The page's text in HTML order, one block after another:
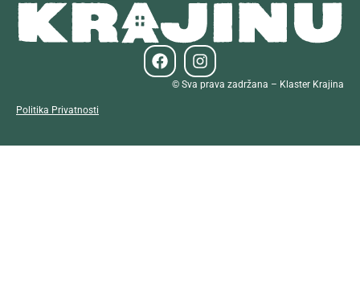
© Sva prava zadržana – Klaster Krajina
Politika Privatnosti